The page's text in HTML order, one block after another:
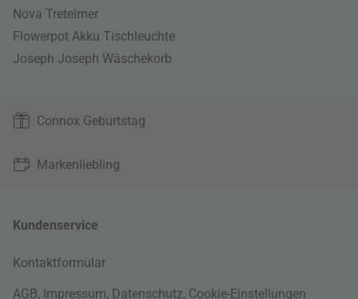
Nova Treteimer
Flowerpot Akku Tischleuchte
Joseph Joseph Wäschekorb
Connox Geburtstag
Markenliebling
Kundenservice
Kontaktformular
AGB, Impressum, Datenschutz, Cookie-Einstellungen